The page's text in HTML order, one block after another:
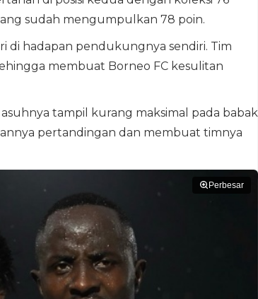
sudah mengumpulkan 78 poin.
di hadapan pendukungnya sendiri. Tim
membuat Borneo FC kesulitan
tampil kurang maksimal pada babak
pertandingan dan membuat timnya
Perbesar